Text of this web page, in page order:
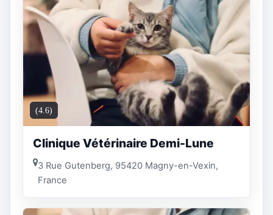
(4.6)
Clinique Vétérinaire Demi-Lune
3 Rue Gutenberg, 95420 Magny-en-Vexin,
France